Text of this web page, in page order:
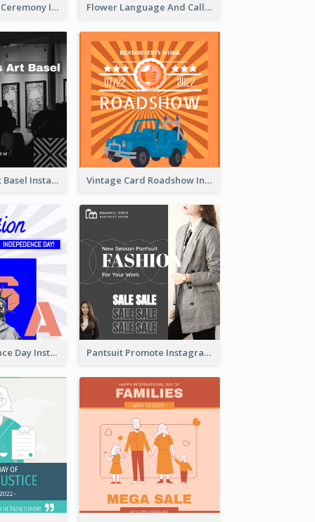
Tokyo Olympic Ceremony Instagram Post Flower Language And Calligraphy Instagram Post
Confessions Art Basel Instagram Post Vintage Card Roadshow Instagram Post
US Independence Day Instagram Post Pantsuit Promote Instagram Post